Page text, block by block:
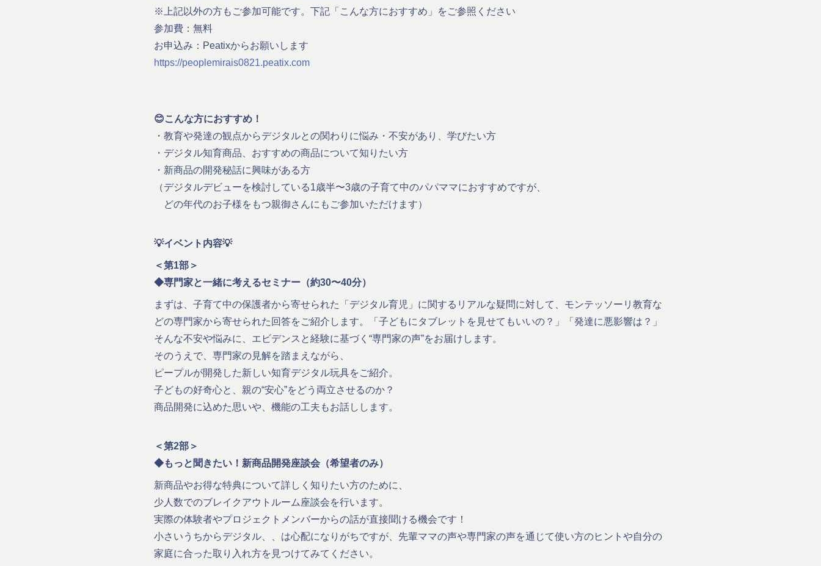
※上記以外の方もご参加可能です。下記「こんな方におすすめ」をご参照ください
参加費：無料
お申込み：Peatixからお願いします
https://peoplemirais0821.peatix.com
😊こんな方におすすめ！
・教育や発達の観点からデジタルとの関わりに悩み・不安があり、学びたい方
・デジタル知育商品、おすすめの商品について知りたい方
・新商品の開発秘話に興味がある方
（デジタルデビューを検討している1歳半〜3歳の子育て中のパパママにおすすめですが、
どの年代のお子様をもつ親御さんにもご参加いただけます）
💡イベント内容💡
＜第1部＞
◆専門家と一緒に考えるセミナー（約30〜40分）
まずは、子育て中の保護者から寄せられた「デジタル育児」に関するリアルな疑問に対して、モンテッソーリ教育な
どの専門家から寄せられた回答をご紹介します。「子どもにタブレットを見せてもいいの？」「発達に悪影響は？」
そんな不安や悩みに、エビデンスと経験に基づく“専門家の声”をお届けします。
そのうえで、専門家の見解を踏まえながら、
ピープルが開発した新しい知育デジタル玩具をご紹介。
子どもの好奇心と、親の“安心”をどう両立させるのか？
商品開発に込めた思いや、機能の工夫もお話しします。
＜第2部＞
◆もっと聞きたい！新商品開発座談会（希望者のみ）
新商品やお得な特典について詳しく知りたい方のために、
少人数でのブレイクアウトルーム座談会を行います。
実際の体験者やプロジェクトメンバーからの話が直接聞ける機会です！
小さいうちからデジタル、、は心配になりがちですが、先輩ママの声や専門家の声を通じて使い方のヒントや自分の
家庭に合った取り入れ方を見つけてみてください。